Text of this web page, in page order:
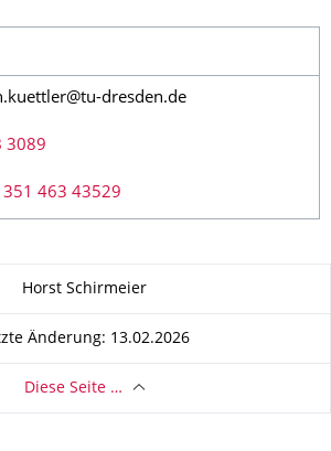
dresden.de
3089
351 463 43529
Horst Schirmeier
Änderung: 13.02.2026
Diese Seite …